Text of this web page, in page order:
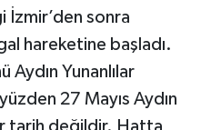
sonra
hareketine başladı.
Aydın Yunanlılar
27 Mayıs Aydın
tarih değildir. Hatta